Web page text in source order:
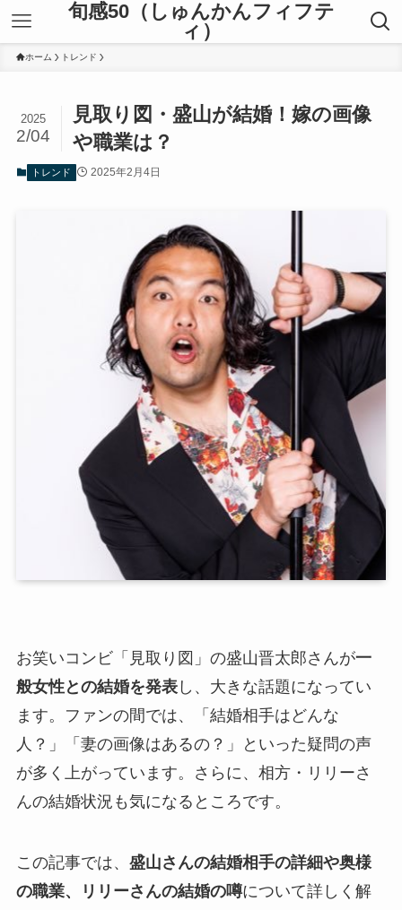
旬感50（しゅんかんフィフテ
ィ）
ホーム トレンド
見取り図・盛山が結婚！嫁の画像
や職業は？
2025
2/04
トレンド 2025年2月4日
お笑いコンビ「見取り図」の盛山晋太郎さんが一
般女性との結婚を発表し、大きな話題になってい
ます。ファンの間では、「結婚相手はどんな
人？」「妻の画像はあるの？」といった疑問の声
が多く上がっています。さらに、相方・リリーさ
んの結婚状況も気になるところです。
この記事では、 盛山さんの結婚相手の詳細や奥様
の職業、リリーさんの結婚の噂について詳しく解